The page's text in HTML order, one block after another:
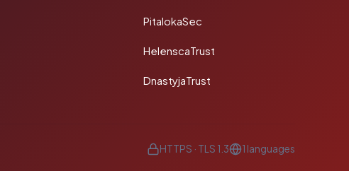
PitalokaSec
HelenscaTrust
DnastyjaTrust
HTTPS · TLS 1.3 1 languages